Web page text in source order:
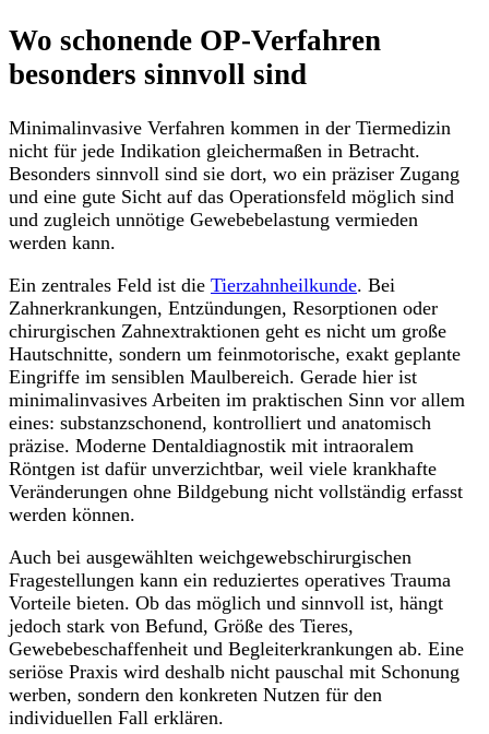
Wo schonende OP-Verfahren
besonders sinnvoll sind
Minimalinvasive Verfahren kommen in der Tiermedizin
nicht für jede Indikation gleichermaßen in Betracht.
Besonders sinnvoll sind sie dort, wo ein präziser Zugang
und eine gute Sicht auf das Operationsfeld möglich sind
und zugleich unnötige Gewebebelastung vermieden
werden kann.
Ein zentrales Feld ist die Tierzahnheilkunde. Bei
Zahnerkrankungen, Entzündungen, Resorptionen oder
chirurgischen Zahnextraktionen geht es nicht um große
Hautschnitte, sondern um feinmotorische, exakt geplante
Eingriffe im sensiblen Maulbereich. Gerade hier ist
minimalinvasives Arbeiten im praktischen Sinn vor allem
eines: substanzschonend, kontrolliert und anatomisch
präzise. Moderne Dentaldiagnostik mit intraoralem
Röntgen ist dafür unverzichtbar, weil viele krankhafte
Veränderungen ohne Bildgebung nicht vollständig erfasst
werden können.
Auch bei ausgewählten weichgewebschirurgischen
Fragestellungen kann ein reduziertes operatives Trauma
Vorteile bieten. Ob das möglich und sinnvoll ist, hängt
jedoch stark von Befund, Größe des Tieres,
Gewebebeschaffenheit und Begleiterkrankungen ab. Eine
seriöse Praxis wird deshalb nicht pauschal mit Schonung
werben, sondern den konkreten Nutzen für den
individuellen Fall erklären.